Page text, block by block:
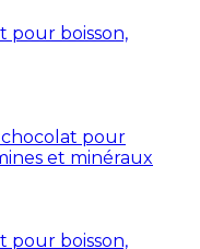
pour boisson,
pour
et minéraux
pour boisson,